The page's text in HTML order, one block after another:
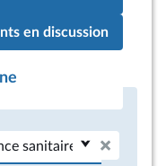
en discussion